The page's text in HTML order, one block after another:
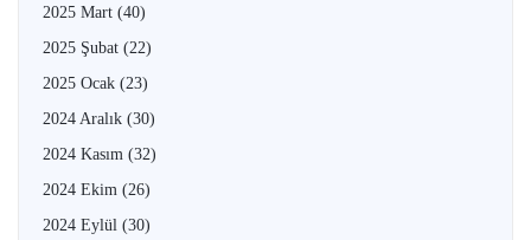
2025 Mart (40)
2025 Şubat (22)
2025 Ocak (23)
2024 Aralık (30)
2024 Kasım (32)
2024 Ekim (26)
2024 Eylül (30)